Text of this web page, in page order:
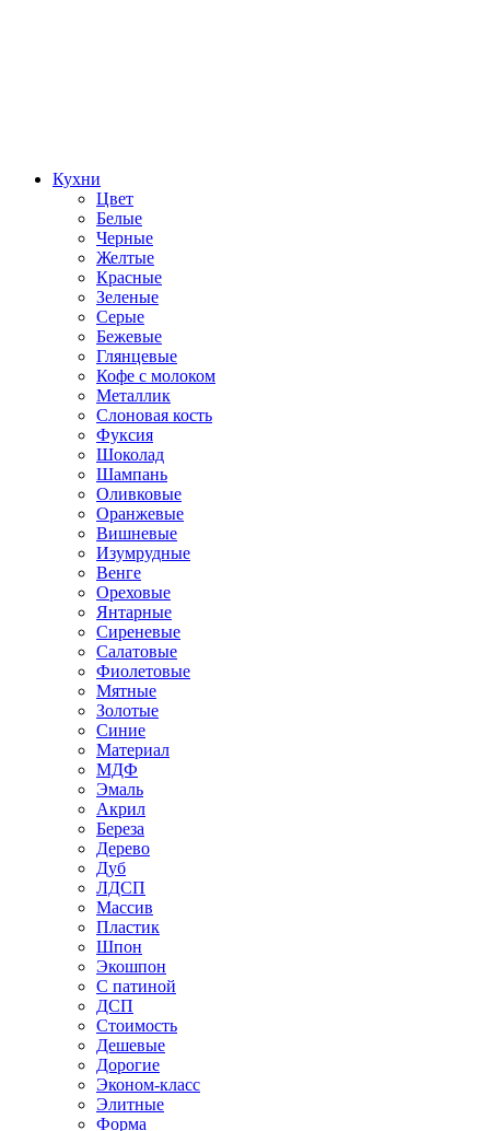
Кухни
Цвет
Белые
Черные
Желтые
Красные
Зеленые
Серые
Бежевые
Глянцевые
Кофе с молоком
Металлик
Слоновая кость
Фуксия
Шоколад
Шампань
Оливковые
Оранжевые
Вишневые
Изумрудные
Венге
Ореховые
Янтарные
Сиреневые
Салатовые
Фиолетовые
Мятные
Золотые
Синие
Материал
МДФ
Эмаль
Акрил
Береза
Дерево
Дуб
ЛДСП
Массив
Пластик
Шпон
Экошпон
С патиной
ДСП
Стоимость
Дешевые
Дорогие
Эконом-класс
Элитные
Форма